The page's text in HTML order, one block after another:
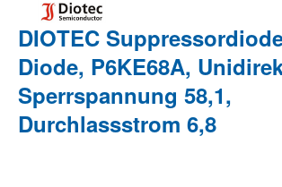
DIOTEC
Diode, P6KE68A,
Sperrspannung 58,1,
Durchlassstrom 6,8